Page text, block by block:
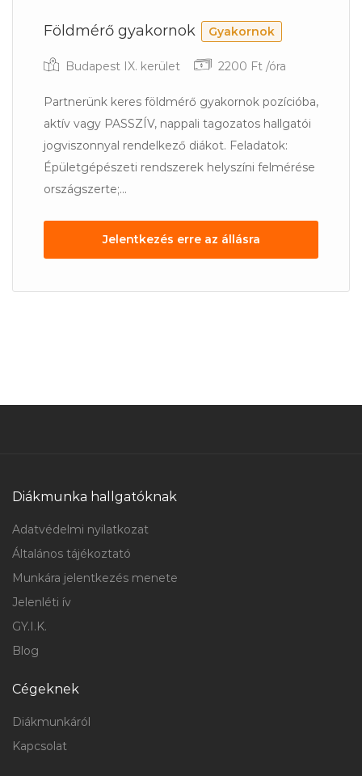
Földmérő gyakornok Gyakornok
Budapest IX. kerület 2200 Ft /óra
Partnerünk keres földmérő gyakornok pozícióba,
aktív vagy PASSZÍV, nappali tagozatos hallgatói
jogviszonnyal rendelkező diákot. Feladatok:
Épületgépészeti rendszerek helyszíni felmérése
országszerte;...
Jelentkezés erre az állásra
Diákmunka hallgatóknak
Adatvédelmi nyilatkozat
Általános tájékoztató
Munkára jelentkezés menete
Jelenléti ív
GY.I.K.
Blog
Cégeknek
Diákmunkáról
Kapcsolat